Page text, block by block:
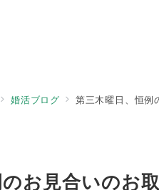
婚活ブログ 第三木曜日、恒例
お見合いのお